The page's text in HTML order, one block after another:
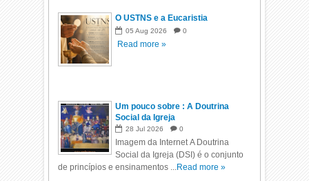
O USTNS e a Eucaristia
05 Aug 2026 0
Read more »
Um pouco sobre : A Doutrina
Social da Igreja
28 Jul 2026 0
Imagem da Internet A Doutrina
Social da Igreja (DSI) é o conjunto
de princípios e ensinamentos ...Read more »